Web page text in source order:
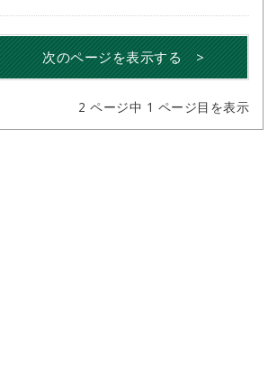
次のページを表示する >
2 ページ中 1 ページ目を表示